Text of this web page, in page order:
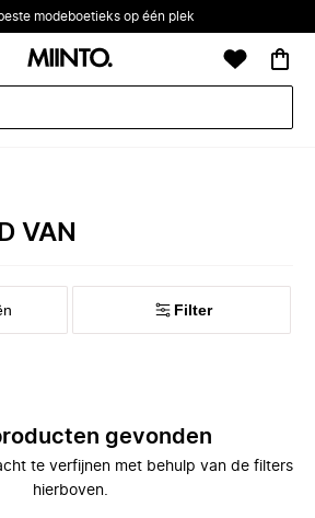
modeboetieks op één plek
VAN
Filter
gevonden
te verfijnen met behulp van de filters
hierboven.